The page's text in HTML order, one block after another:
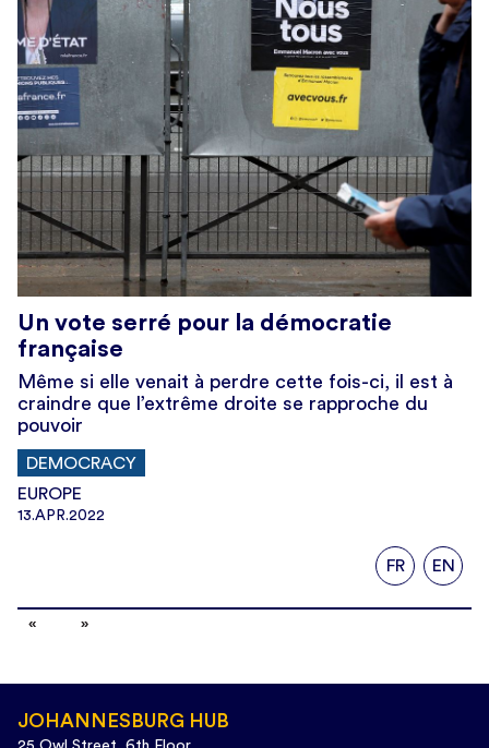
Un vote serré pour la démocratie
française
Même si elle venait à perdre cette fois-ci, il est à
craindre que l’extrême droite se rapproche du
pouvoir
DEMOCRACY
EUROPE
13.APR.2022
FR EN
JOHANNESBURG HUB